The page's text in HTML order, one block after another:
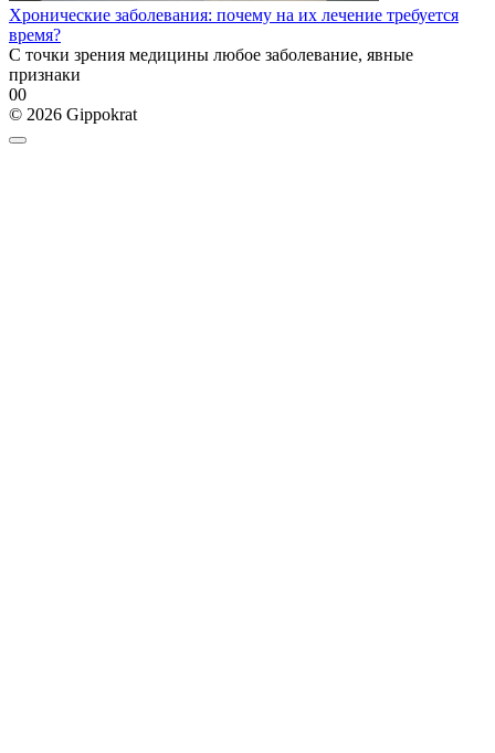
Хронические заболевания: почему на их лечение требуется
время?
С точки зрения медицины любое заболевание, явные
признаки
00
© 2026 Gippokrat